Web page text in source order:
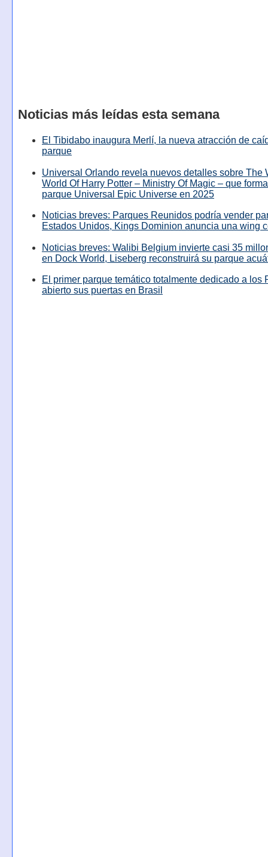
Noticias más leídas esta semana
El Tibidabo inaugura Merlí, la nueva atracción de
parque
Universal Orlando revela nuevos detalles sobre The
World Of Harry Potter – Ministry Of Magic – que
parque Universal Epic Universe en 2025
Noticias breves: Parques Reunidos podría vender
Estados Unidos, Kings Dominion anuncia una wing
Noticias breves: Walibi Belgium invierte casi 35
en Dock World, Liseberg reconstruirá su parque
El primer parque temático totalmente dedicado a los
abierto sus puertas en Brasil